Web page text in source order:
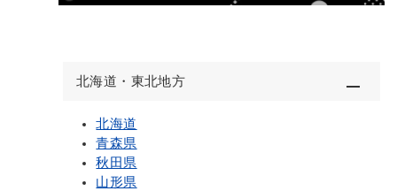
北海道・東北地方
北海道
青森県
秋田県
山形県